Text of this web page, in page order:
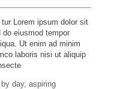
Lorem ipsum dolor sit
eiusmod tempor
Ut enim ad minim
laboris nisi ut aliquip
day, aspiring